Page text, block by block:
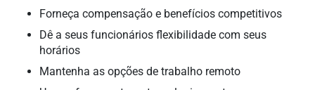
Forneça compensação e benefícios competitivos
Dê a seus funcionários flexibilidade com seus
horários
Mantenha as opções de trabalho remoto